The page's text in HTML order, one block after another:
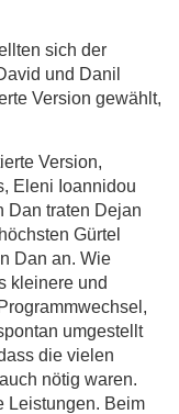
sich der
und Danil
Version gewählt,
Version,
Eleni Ioannidou
Dan traten Dejan
Gürtel
Dan an. Wie
kleinere und
umgestellt
die vielen
nötig waren.
Leistungen. Beim